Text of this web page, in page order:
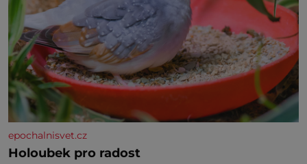
epochalnisvet.cz
Holoubek pro radost